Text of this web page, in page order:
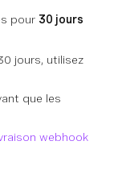
pour 30 jours
jours, utilisez
que les
webhook